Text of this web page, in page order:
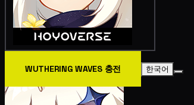
WUTHERING WAVES 충전 한국어